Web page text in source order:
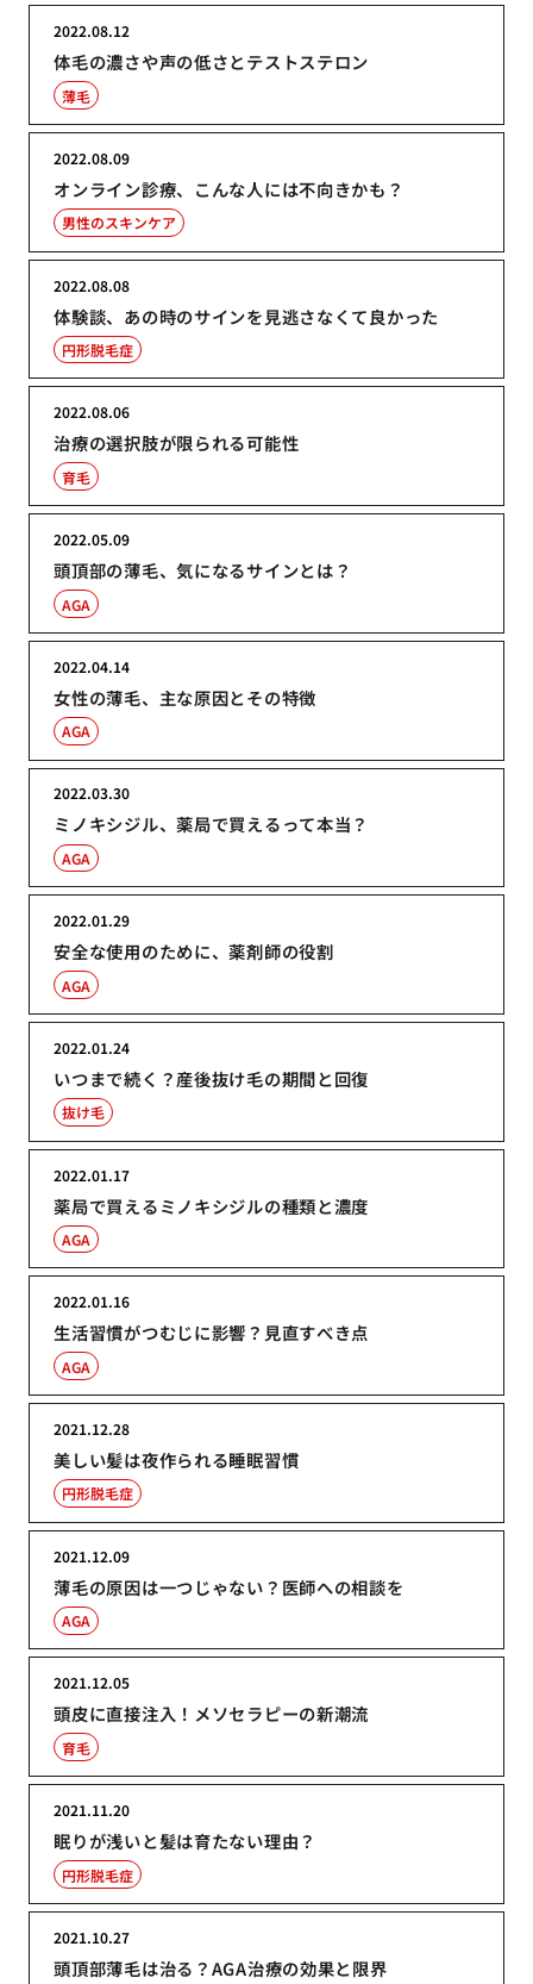
体毛の濃さや声の低さとテストステロン
2022.08.12
薄毛
オンライン診療、こんな人には不向きかも？
2022.08.09
男性のスキンケア
体験談、あの時のサインを見逃さなくて良かった
2022.08.08
円形脱毛症
治療の選択肢が限られる可能性
2022.08.06
育毛
頭頂部の薄毛、気になるサインとは？
2022.05.09
AGA
女性の薄毛、主な原因とその特徴
2022.04.14
AGA
ミノキシジル、薬局で買えるって本当？
2022.03.30
AGA
安全な使用のために、薬剤師の役割
2022.01.29
AGA
いつまで続く？産後抜け毛の期間と回復
2022.01.24
抜け毛
薬局で買えるミノキシジルの種類と濃度
2022.01.17
AGA
生活習慣がつむじに影響？見直すべき点
2022.01.16
AGA
美しい髪は夜作られる睡眠習慣
2021.12.28
円形脱毛症
薄毛の原因は一つじゃない？医師への相談を
2021.12.09
AGA
頭皮に直接注入！メソセラピーの新潮流
2021.12.05
育毛
眠りが浅いと髪は育たない理由？
2021.11.20
円形脱毛症
頭頂部薄毛は治る？AGA治療の効果と限界
2021.10.27